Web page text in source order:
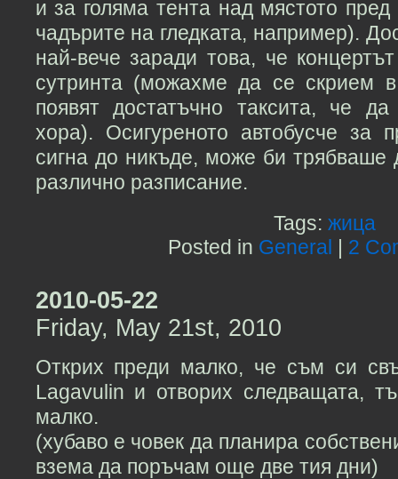
и за голяма тента над мястото
чадърите на гледката, например).
най-вече заради това, че
сутринта (можахме да се скрием
появят достатъчно таксита, че
хора). Осигуреното автобусче за
сигна до никъде, може би трябваше
различно разписание.
Tags: жица
Posted in General 2
2010-05-22
Friday, May 21st, 2010
Открих преди малко, че съм си
Lagavulin и отворих следващата,
малко.
(хубаво е човек да планира
взема да поръчам още две тия дни)